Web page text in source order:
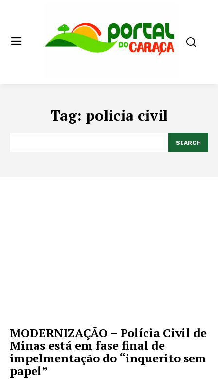
Tag: policia civil
SEARCH
MODERNIZAÇÃO – Polícia Civil de
Minas está em fase final de
impelmentação do “inquerito sem
papel”